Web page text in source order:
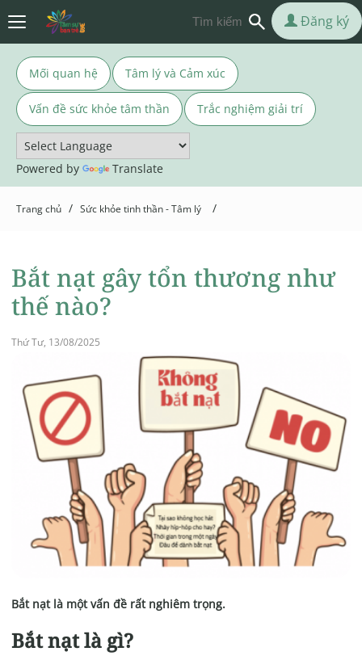
Mối quan hệ Tâm lý và Cảm xúc
Vấn đề sức khỏe tâm thần Trắc nghiệm giải trí
Powered by Translate
Đăng ký
Trang chủ / Sức khỏe tinh thần - Tâm lý /
Bắt nạt gây tổn thương như
thế nào?
Thứ Tư, 13/08/2025
Bắt nạt là một vấn đề rất nghiêm trọng.
Bắt nạt là gì?